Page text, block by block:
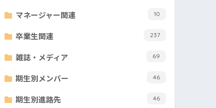
マネージャー関連 10
卒業生関連 237
雑誌・メディア 69
期生別メンバー 46
期生別進路先 46